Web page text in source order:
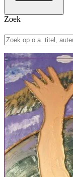
Zoek